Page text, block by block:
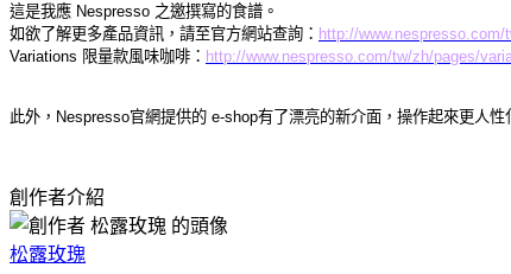
這是我應 Nespresso 之邀撰寫的食譜。
如欲了解更多產品資訊，請至官方網站查詢： http://www.nespresso.com/
Variations 限量款風味咖啡： http://www.nespresso.com/tw/zh/pages/
此外，Nespresso官網提供的 e-shop有了漂亮的新介面，操作起來更人
創作者介紹
松露玫瑰